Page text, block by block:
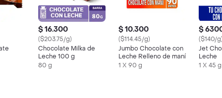
$ 16.300
($203.75/g)
Chocolate Milka de
Leche 100 g
80 g
$ 10.300
($114.45/g)
Jumbo Chocolate con
Leche Relleno de maní
1 X 90 g
$
($140/
Jet
Leche
1 X 45 g